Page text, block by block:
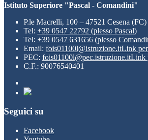
Istituto Superiore "Pascal - Comandini"
P.le Macrelli, 100 – 47521 Cesena (FC)
Tel: +39 0547 22792 (plesso Pascal)
Tel: +39 0547 631656 (plesso
Email: fois01100l@istruzione.itLink
PEC: fois01100l@pec.istruzione.itLink
C.F.: 90076540401
Seguici su
Facebook